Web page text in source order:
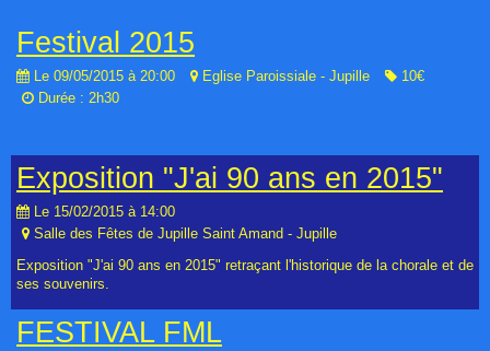
Festival 2015
Le 09/05/2015 à 20:00 Eglise Paroissiale - Jupille
10€
Durée : 2h30
Exposition "J'ai 90 ans en 2015"
Le 15/02/2015 à 14:00
Salle des Fêtes de Jupille Saint Amand - Jupille
Exposition "J'ai 90 ans en 2015" retraçant l'historique de la chorale et de
ses souvenirs.
FESTIVAL FML